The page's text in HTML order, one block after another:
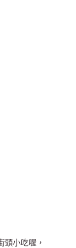
頭小吃喔，